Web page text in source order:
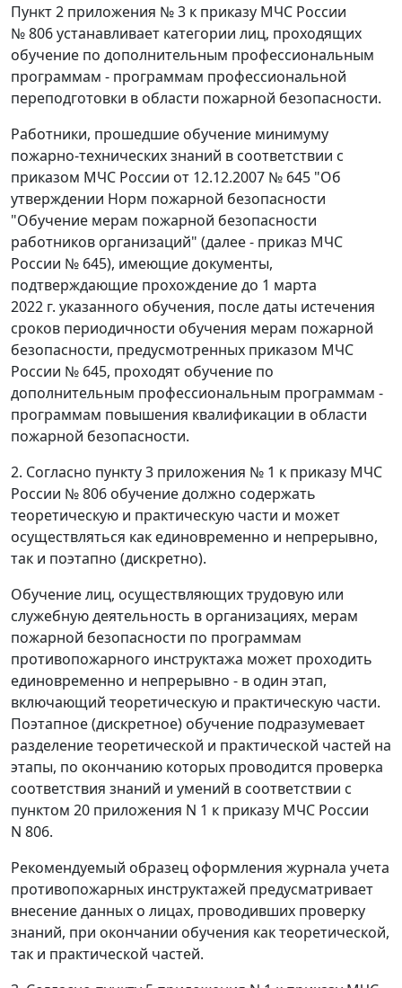
Пункт 2 приложения № 3 к приказу МЧС России
№ 806 устанавливает категории лиц, проходящих
обучение по дополнительным профессиональным
программам - программам профессиональной
переподготовки в области пожарной безопасности.
Работники, прошедшие обучение минимуму
пожарно-технических знаний в соответствии с
приказом МЧС России от 12.12.2007 № 645 "Об
утверждении Норм пожарной безопасности
"Обучение мерам пожарной безопасности
работников организаций" (далее - приказ МЧС
России № 645), имеющие документы,
подтверждающие прохождение до 1 марта
2022 г. указанного обучения, после даты истечения
сроков периодичности обучения мерам пожарной
безопасности, предусмотренных приказом МЧС
России № 645, проходят обучение по
дополнительным профессиональным программам -
программам повышения квалификации в области
пожарной безопасности.
2. Согласно пункту 3 приложения № 1 к приказу МЧС
России № 806 обучение должно содержать
теоретическую и практическую части и может
осуществляться как единовременно и непрерывно,
так и поэтапно (дискретно).
Обучение лиц, осуществляющих трудовую или
служебную деятельность в организациях, мерам
пожарной безопасности по программам
противопожарного инструктажа может проходить
единовременно и непрерывно - в один этап,
включающий теоретическую и практическую части.
Поэтапное (дискретное) обучение подразумевает
разделение теоретической и практической частей на
этапы, по окончанию которых проводится проверка
соответствия знаний и умений в соответствии с
пунктом 20 приложения N 1 к приказу МЧС России
N 806.
Рекомендуемый образец оформления журнала учета
противопожарных инструктажей предусматривает
внесение данных о лицах, проводивших проверку
знаний, при окончании обучения как теоретической,
так и практической частей.